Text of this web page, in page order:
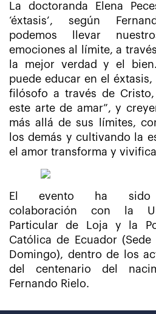
La doctoranda Elena
‘éxtasis’, según
podemos llevar
emociones al límite, a
la mejor verdad y el
puede educar en el
filósofo a través de
este arte de amar”, y
más allá de sus límites,
los demás y cultivando la
el amor transforma y
El evento ha sido
colaboración con la
Particular de Loja y la
Católica de Ecuador
Domingo), dentro de los
del centenario del
Fernando Rielo.